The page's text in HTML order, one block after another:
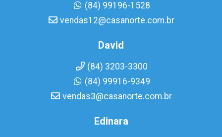
(84) 99196-1528
vendas12@casanorte.com.br
David
(84) 3203-3300
(84) 99916-9349
vendas3@casanorte.com.br
Edinara